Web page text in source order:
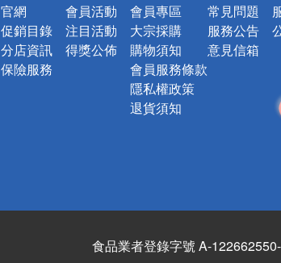
官網
促銷目錄
分店資訊
保險服務
會員活動
注目活動
得獎公佈
會員專區
大宗採購
購物須知
會員服務條款
隱私權政策
退貨須知
常見問題
服務公告
意見信箱
食品業者登錄字號 A-